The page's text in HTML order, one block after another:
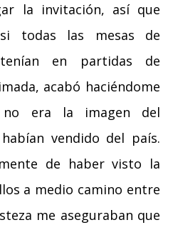
la invitación, así que
todas las mesas de
en partidas de
acabó haciéndome
no era la imagen del
vendido del país.
de haber visto la
a medio camino entre
me aseguraban que